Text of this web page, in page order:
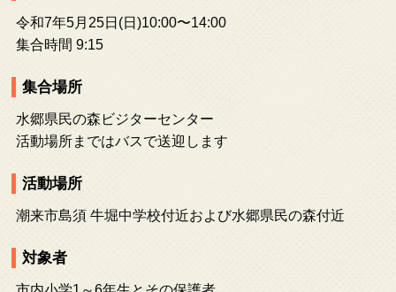
令和7年5月25日(日)10:00〜14:00
集合時間 9:15
集合場所
水郷県民の森ビジターセンター
活動場所まではバスで送迎します
活動場所
潮来市島須 牛堀中学校付近および水郷県民の森付近
対象者